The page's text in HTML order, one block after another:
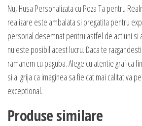
Nu, Husa Personalizata cu Poza Ta pentru
realizare este ambalata si pregatita pentru
personal desemnat pentru astfel de actiuni si
nu este posibil acest lucru. Daca te
ramanem cu paguba. Alege cu atentie grafica
si ai grija ca imaginea sa fie cat mai calitativa
exceptional.
Produse similare